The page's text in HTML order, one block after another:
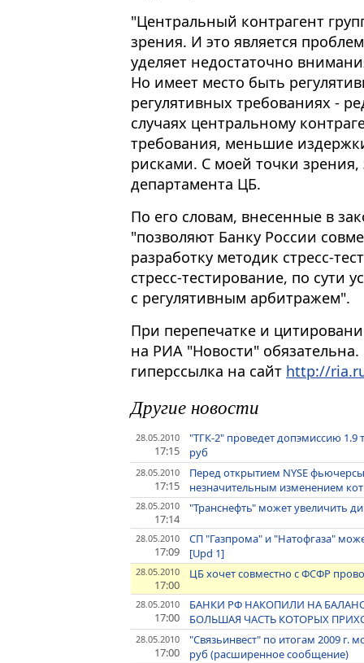
"Центральный контрагент
зрения. И это является
уделяет недостаточно
Но имеет место быть
регулятивных требованиях -
случаях центральному
требования, меньшие
рисками. С моей точки зрения,
департамента ЦБ.
По его словам, внесенные в
"позволяют Банку России
разработку методик стресс-
стресс-тестирование, по сути
с регулятивным арбитражем".
При перепечатке и
на РИА "Новости"
гиперссылка на сайт http://
Другие новости
28.05.2010
17:15
"ТГК-2" проведет допэмиссию
руб
28.05.2010
17:15
Перед открытием NYSE
незначительным изменением
28.05.2010
17:14
"Транснефть" может увеличить
28.05.2010
17:09
СП "Газпрома" и "Натофгаза"
[Upd 1]
28.05.2010
17:00
ЦБ хочет совместно с ФСФР
28.05.2010
17:00
БАНКИ РФ НАКОПИЛИ НА
БОЛЬШАЯ ЧАСТЬ КОТОРЫХ
28.05.2010
17:00
"Связьинвест" по итогам 2009 г.
руб (расширенное сообщение)